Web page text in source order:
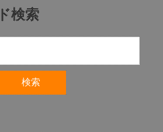
検索